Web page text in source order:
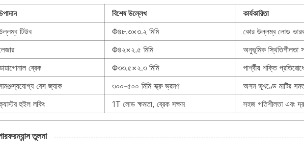
বিশেষ উল্লেখ
কার্যকারিতা
টিউব
Φ৪৮.৩×৩.২ মিমি
কোর উল্লম্ব লোড
Φ৪২×২.৫ মিমি
অনুভূমিক স্থিতিশীলতা
ব্রেক
Φ৩৩.৫×২.৩ মিমি
পার্শ্বীয় শক্তি
বেস জ্যাক
৩০০-৫০০ মিমি স্ক্রু ভ্রমণ
অসম ভূখণ্ডে মাটির
হুইল লকিং
1T লোড ক্ষমতা, ব্রেক সক্ষম সহজ গতিশীলতা এবং
তুলনা